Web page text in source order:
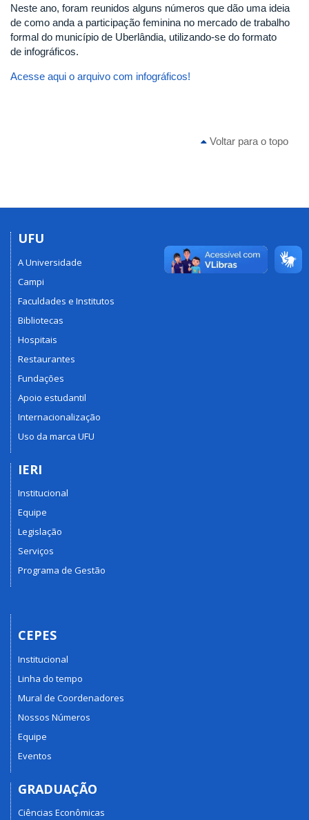
Neste ano, foram reunidos alguns números que dão uma ideia
de como anda a participação feminina no mercado de trabalho
formal do município de Uberlândia, utilizando-se do formato
de infográficos.
Acesse aqui o arquivo com infográficos!
Voltar para o topo
UFU
A Universidade
Campi
Faculdades e Institutos
Bibliotecas
Hospitais
Restaurantes
Fundações
Apoio estudantil
Internacionalização
Uso da marca UFU
IERI
Institucional
Equipe
Legislação
Serviços
Programa de Gestão
CEPES
Institucional
Linha do tempo
Mural de Coordenadores
Nossos Números
Equipe
Eventos
GRADUAÇÃO
Ciências Econômicas